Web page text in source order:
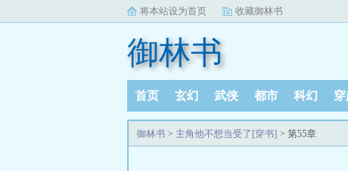
将本站设为首页 收藏御林书
御林书
首页 玄幻 武侠 都市 科幻
御林书 > 主角他不想当受了[穿书] > 第55章